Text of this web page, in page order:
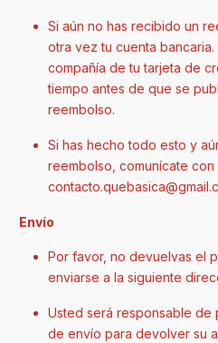
Si aún no has recibido un
otra vez tu cuenta
compañía de tu tarjeta de
tiempo antes de que se
reembolso.
Si has hecho todo esto y
reembolso, comunícate con
Envío
Por favor, no devuelvas el
enviarse a la siguiente
Usted será responsable de
de envío para devolver su